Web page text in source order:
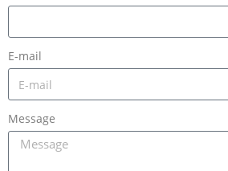
E-mail
Message